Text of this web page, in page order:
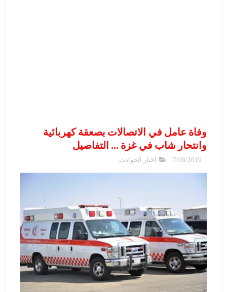
وفاة عامل في الاتصالات بصعقة كهربائية
وانتحار شاب في غزة ... التفاصيل
7/08/2019 اخبار الحوادث